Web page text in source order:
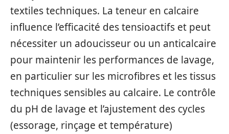
textiles techniques. La teneur en calcaire
influence l’efficacité des tensioactifs et peut
nécessiter un adoucisseur ou un anticalcaire
pour maintenir les performances de lavage,
en particulier sur les microfibres et les tissus
techniques sensibles au calcaire. Le contrôle
du pH de lavage et l’ajustement des cycles
(essorage, rinçage et température)